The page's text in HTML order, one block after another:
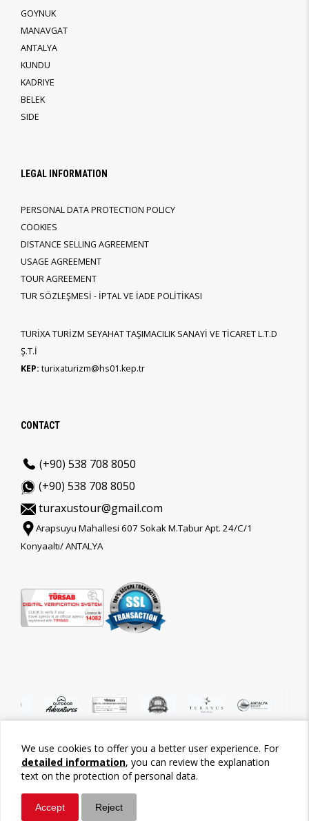
We use cookies to offer you a better user experience. For
detailed information, you can review the explanation
text on the protection of personal data.
Accept Reject
GOYNUK
MANAVGAT
ANTALYA
KUNDU
KADRIYE
BELEK
SIDE
LEGAL INFORMATION
PERSONAL DATA PROTECTION POLICY
COOKIES
DISTANCE SELLING AGREEMENT
USAGE AGREEMENT
TOUR AGREEMENT
TUR SÖZLEŞMESİ - İPTAL VE İADE POLİTİKASI
TURİXA TURİZM SEYAHAT TAŞIMACILIK SANAYİ VE TİCARET L.T.D
Ş.T.İ
KEP: turixaturizm@hs01.kep.tr
CONTACT
(+90) 538 708 8050
(+90) 538 708 8050
turaxustour@gmail.com
Arapsuyu Mahallesi 607 Sokak M.Tabur Apt. 24/C/1
Konyaaltı/ ANTALYA
©2026 Tour-Trips